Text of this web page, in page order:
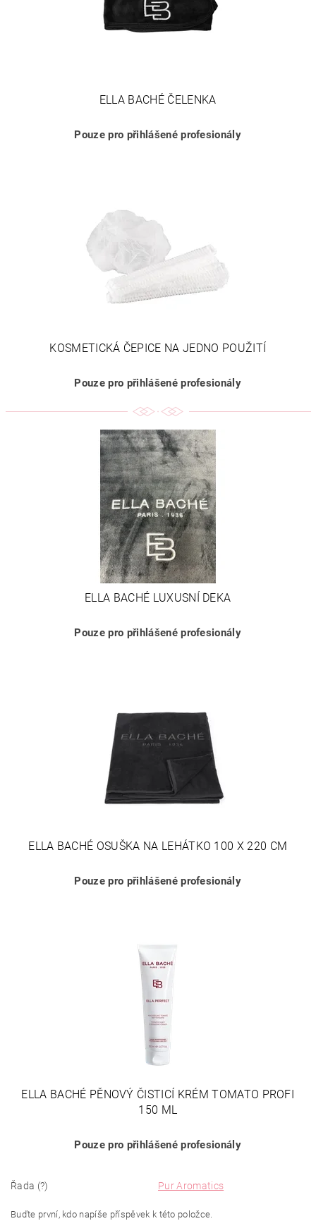
ELLA BACHÉ ČELENKA
Pouze pro přihlášené profesionály
KOSMETICKÁ ČEPICE NA JEDNO POUŽITÍ
Pouze pro přihlášené profesionály
ELLA BACHÉ LUXUSNÍ DEKA
Pouze pro přihlášené profesionály
ELLA BACHÉ OSUŠKA NA LEHÁTKO 100 X 220 CM
Pouze pro přihlášené profesionály
ELLA BACHÉ PĚNOVÝ ČISTICÍ KRÉM TOMATO PROFI
150 ML
Pouze pro přihlášené profesionály
Řada (?) Pur Aromatics
Buďte první, kdo napíše příspěvek k této položce.